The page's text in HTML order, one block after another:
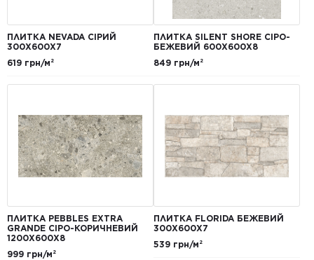
ПЛИТКА NEVADA СІРИЙ
300Х600Х7
619 грн/м²
ПЛИТКА SILENT SHORE СІРО-
БЕЖЕВИЙ 600Х600Х8
849 грн/м²
ПЛИТКА PEBBLES EXTRA
GRANDE СІРО-КОРИЧНЕВИЙ
1200Х600Х8
999 грн/м²
ПЛИТКА FLORIDA БЕЖЕВИЙ
300Х600Х7
539 грн/м²